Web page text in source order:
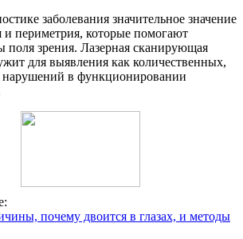
заболевания значительное значение
периметрия, которые помогают
поля зрения. Лазерная сканирующая
для выявления как количественных,
нарушений в функционировании
почему двоится в глазах, и методы